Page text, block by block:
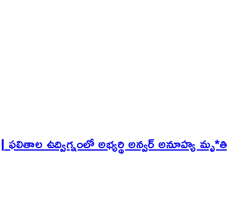
ఉద్విగ్నంలో అభ్యర్థి అన్వర్ అనూహ్య మృ*తి